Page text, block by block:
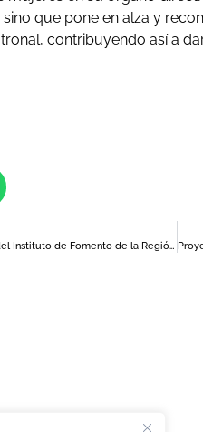
que pone en alza y
contribuyendo así a
Diego Rodríguez Linares: director del Instituto de Fomento de la Región de Murcia (INFO)